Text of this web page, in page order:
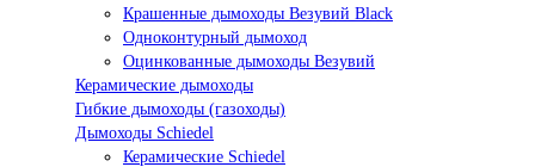
Крашенные дымоходы Везувий Black
Одноконтурный дымоход
Оцинкованные дымоходы Везувий
Керамические дымоходы
Гибкие дымоходы (газоходы)
Дымоходы Schiedel
Керамические Schiedel